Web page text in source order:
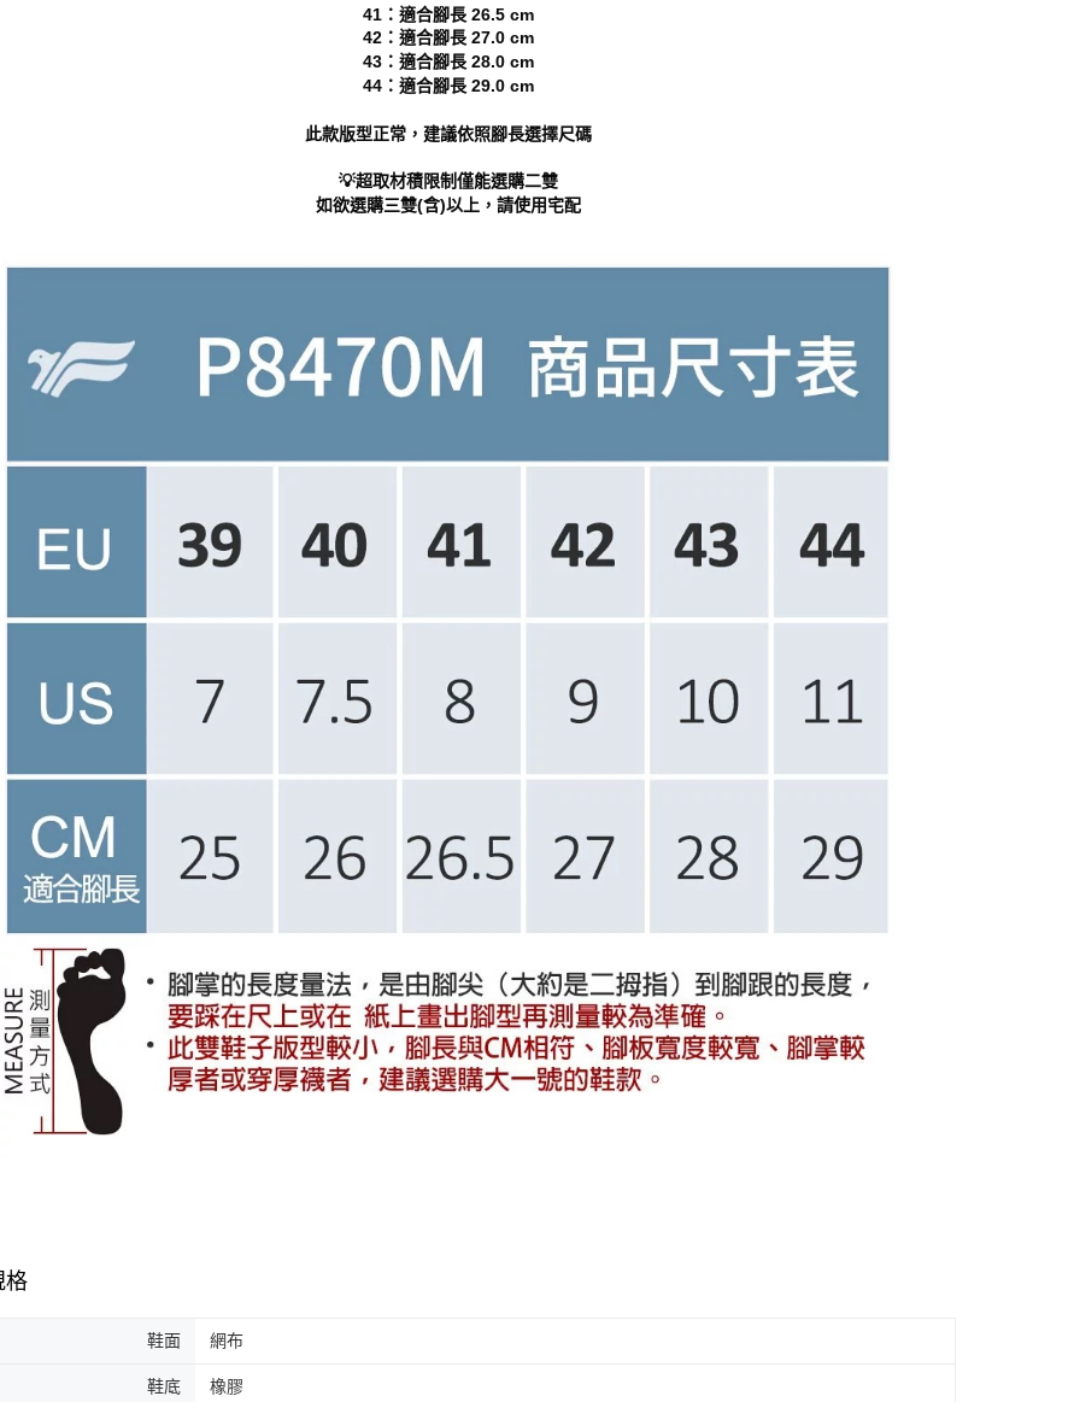
動。
41：適合腳長 26.5 cm
42：適合腳長 27.0 cm
43：適合腳長 28.0 cm
44：適合腳長 29.0 cm
此款版型正常，建議依照腳長選擇尺碼
💡超取材積限制僅能選購二雙
如欲選購三雙(含)以上，請使用宅配
格
鞋面 網布
鞋底 橡膠